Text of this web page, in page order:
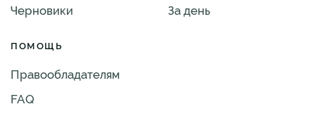
Черновики
За день
ПОМОЩЬ
Правообладателям
FAQ